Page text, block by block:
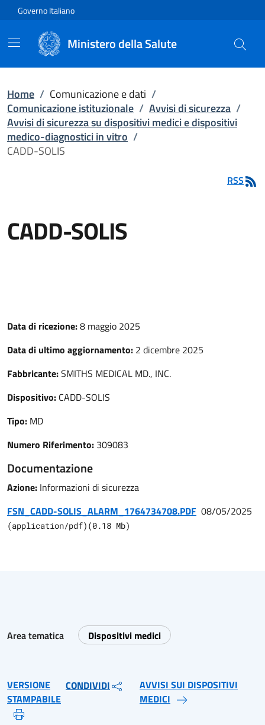
Vai direttamente al contenuto
Governo Italiano
Ministero della Salute
Home / Comunicazione e dati /
Comunicazione istituzionale / Avvisi di sicurezza /
Avvisi di sicurezza su dispositivi medici e dispositivi
medico-diagnostici in vitro /
CADD-SOLIS
RSS
CADD-SOLIS
Data di ricezione:8 maggio 2025
Data di ultimo aggiornamento: 2 dicembre 2025
Fabbricante:SMITHS MEDICAL MD., INC.
Dispositivo: CADD-SOLIS
Tipo: MD
Numero Riferimento: 309083
Documentazione
Azione: Informazioni di sicurezza
FSN_CADD-SOLIS_ALARM_1764734708.PDF 08/05/2025
(application/pdf) (0.18 Mb)
Area tematica Dispositivi medici
VERSIONE
STAMPABILE
CONDIVIDI
AVVISI SUI DISPOSITIVI
MEDICI